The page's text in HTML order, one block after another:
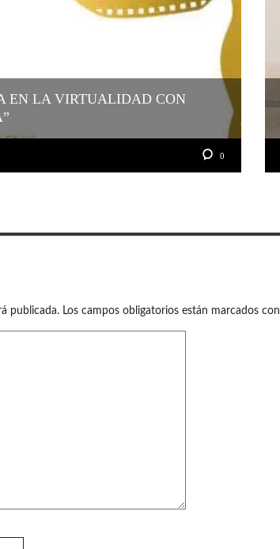
EN LA VIRTUALIDAD CON
0
publicada. Los campos obligatorios están marcados con